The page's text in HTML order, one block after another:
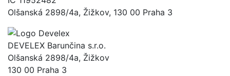
Olšanská 2898/4a, Žižkov, 130 00 Praha 3
DEVELEX Barunčina s.r.o.
Olšanská 2898/4a, Žižkov
130 00 Praha 3